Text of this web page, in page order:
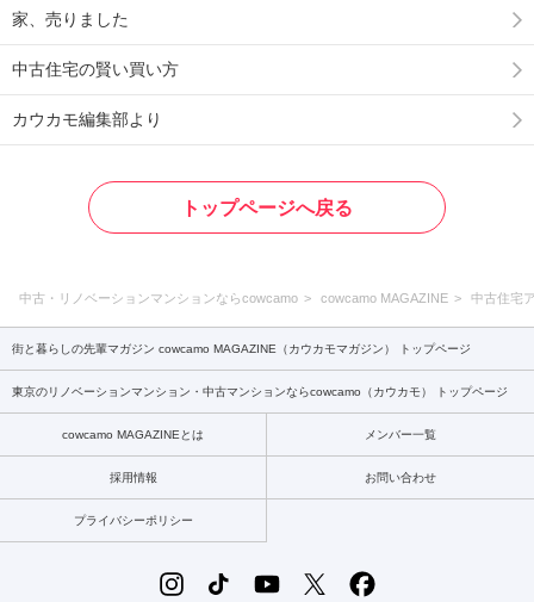
家、売りました
中古住宅の賢い買い方
カウカモ編集部より
トップページへ戻る
中古・リノベーションマンションならcowcamo cowcamo MAGAZINE 中古住宅
街と暮らしの先輩マガジン cowcamo MAGAZINE（カウカモマガジン） トップページ
東京のリノベーションマンション・中古マンションならcowcamo（カウカモ） トップページ
cowcamo MAGAZINEとは メンバー一覧
採用情報 お問い合わせ
プライバシーポリシー